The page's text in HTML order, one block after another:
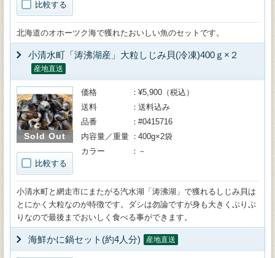
比較する
北海道のオホーツク海で獲れたおいしい魚のセットです。
小清水町「涛沸湖産」大粒しじみ貝(冷凍)400ｇ×２
産地直送
Sold Out
比較する
価格
¥5,900（税込）
送料
送料込み
品番
#0415716
内容量／重量
400g×2袋
カラー
－
小清水町と網走市にまたがる汽水湖「涛沸湖」で獲れるしじみ貝は
とにかく大粒なのが特徴です。ダシは勿論ですが身も大きくぷりぷ
りなので最後までおいしく食べる事ができます。
海鮮かに鍋セット(約4人分) 産地直送